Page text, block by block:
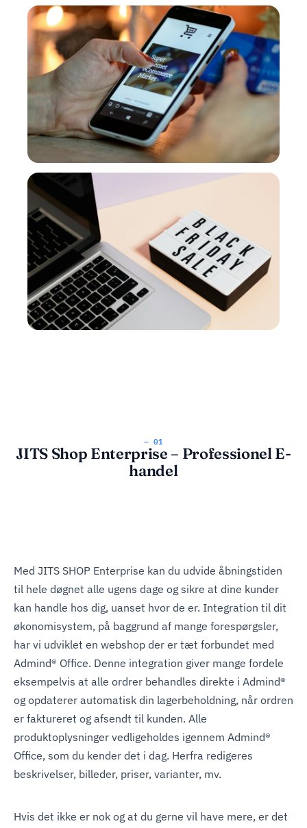
— 01
JITS Shop Enterprise – Professionel E-
handel
Med JITS SHOP Enterprise kan du udvide åbningstiden
til hele døgnet alle ugens dage og sikre at dine kunder
kan handle hos dig, uanset hvor de er. Integration til dit
økonomisystem, på baggrund af mange forespørgsler,
har vi udviklet en webshop der er tæt forbundet med
Admind® Office. Denne integration giver mange fordele
eksempelvis at alle ordrer behandles direkte i Admind®
og opdaterer automatisk din lagerbeholdning, når ordren
er faktureret og afsendt til kunden. Alle
produktoplysninger vedligeholdes igennem Admind®
Office, som du kender det i dag. Herfra redigeres
beskrivelser, billeder, priser, varianter, mv.
Hvis det ikke er nok og at du gerne vil have mere, er det